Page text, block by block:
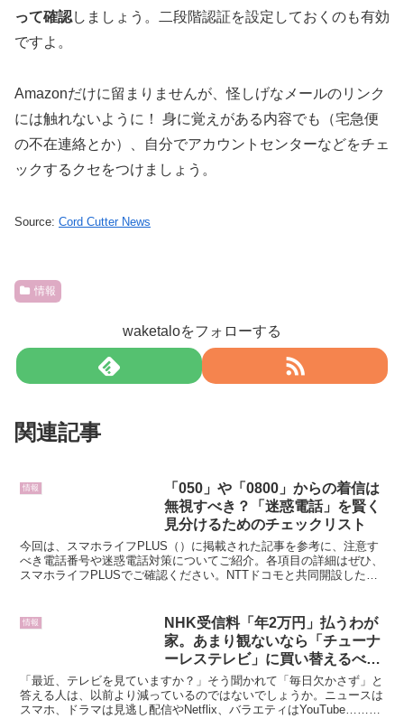
って確認しましょう。二段階認証を設定しておくのも有効
ですよ。
Amazonだけに留まりませんが、怪しげなメールのリンク
には触れないように！ 身に覚えがある内容でも（宅急便
の不在連絡とか）、自分でアカウントセンターなどをチェ
ックするクセをつけましょう。
Source: Cord Cutter News
情報
waketaloをフォローする
関連記事
情報
「050」や「0800」からの着信は
無視すべき？「迷惑電話」を賢く
見分けるためのチェックリスト
今回は、スマホライフPLUS（）に掲載された記事を参考に、注意す
べき電話番号や迷惑電話対策についてご紹介。各項目の詳細はぜひ、
スマホライフPLUSでご確認ください。NTTドコモと共同開設したレ
情報
NHK受信料「年2万円」払うわが
家。あまり観ないなら「チューナ
ーレステレビ」に買い替えるべき
ですか？ 災害時が不安なら、残
しておくべきでしょうか…？
「最近、テレビを見ていますか？」そう聞かれて「毎日欠かさず」と
答える人は、以前より減っているのではないでしょうか。ニュースは
スマホ、ドラマは見逃し配信やNetflix、バラエティはYouTube……リ